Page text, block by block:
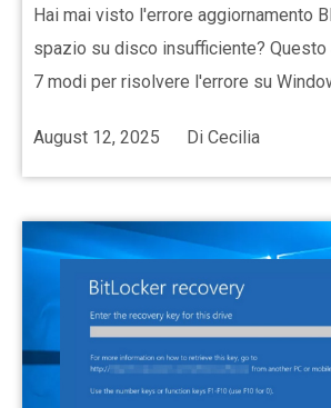
Hai mai visto l'errore aggiornamento
spazio su disco insufficiente?
7 modi per risolvere l'errore su
August 12, 2025 Di Cecilia